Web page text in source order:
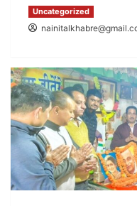
Uncategorized